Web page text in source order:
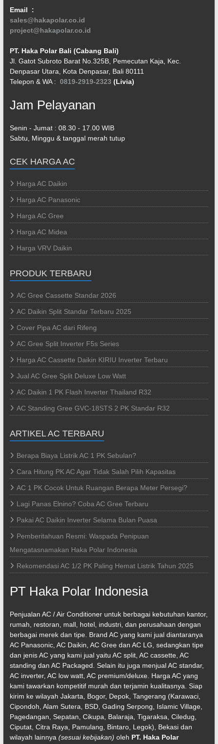
Email :
sales@hakapolar.co.id
project@hakapolar.co.id
PT. Haka Polar Bali (Cabang Bali)
Jl. Gatot Subroto Barat No.325B, Pemecutan Kaja, Kec.
Denpasar Utara, Kota Denpasar, Bali 80111
Telepon & WA : 0819-2919-2323 (Livia)
Jam Pelayanan
Senin - Jumat : 08.30 - 17.00 WIB
Sabtu, Minggu & tanggal merah tutup
CEK HARGA AC
Harga AC Daikin
Harga AC Panasonic
Harga AC Gree
Harga AC Midea
Harga VRV Daikin
PRODUK TERBARU
AC Gree Cassette Standar 2026
AC Daikin Split Standar Terbaru 2025
Cover Pipa AC dari Rifeng
AC Gree Split Inverter F5s Series
Harga AC Cassette Daikin KIRIU Inverter Terbaru
Jual AC Gree Split Deluxe Low Watt
AC Daikin 1 PK Flash Inverter Thailand R32
AC Standing Gree GVC-18STS 2 PK Standar R32
ARTIKEL AC TERBARU
Berapa Biaya Listrik AC 1 PK Sebulan?
Cara Hitung PK AC Agar Tidak Salah Pilih Kapasitas
AC 1 PK Cocok Untuk Ruangan Berapa Meter Persegi?
Lagi Panas Elnino? Coba AC Gree Terbaru
Pakai AC Daikin Inverter Selama Bulan Puasa
Pemberitahuan Resmi: Waspada Penipuan
Mengatasnamakan Haka Polar Indonesia
Rekomendasi AC 1/2 PK Paling Hemat Listrik Tahun 2025
PT Haka Polar Indonesia
Penjualan AC / Air Conditioner untuk berbagai kebutuhan kantor,
rumah, restoran, mall, hotel, industri, dan perusahaan dengan
berbagai merek dan tipe. Brand AC yang kami jual diantaranya
AC Panasonic, AC Daikin, AC Gree dan AC LG, sedangkan tipe
dan jenis AC yang kami jual yaitu AC split, AC cassette, AC
standing dan AC Packaged. Selain itu juga menjual AC standar,
AC inverter, AC low watt, AC premium/deluxe. Harga AC yang
kami tawarkan kompetitif murah dan terjamin kualitasnya. Siap
kirim ke wilayah Jakarta, Bogor, Depok, Tangerang (Karawaci,
Cipondoh, Alam Sutera, BSD, Gading Serpong, Islamic Village,
Pagedangan, Sepatan, Cikupa, Balaraja, Tigaraksa, Ciledug,
Ciputat, Citra Raya, Pamulang, Bintaro, Legok), Bekasi dan
wilayah lainnya (sesuai kebijakan) oleh PT. Haka Polar